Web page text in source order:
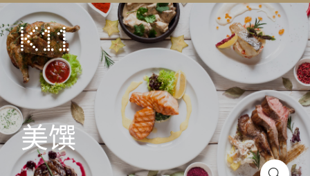
ENG 繁
艺术及文化
店铺
美馔
活动
美馔